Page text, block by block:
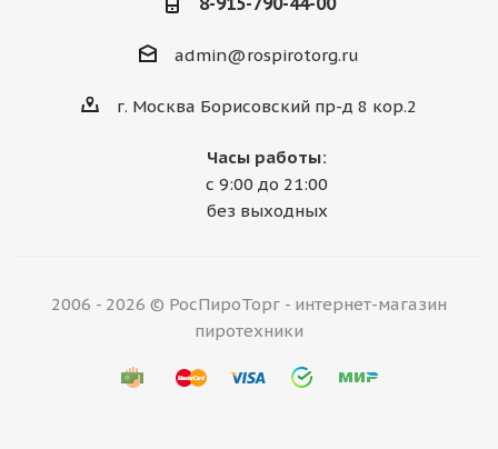
admin@rospirotorg.ru
г. Москва Борисовский пр-д 8 кор.2
Часы работы:
с 9:00 до 21:00
без выходных
2006 - 2026 © РосПироТорг - интернет-магазин
пиротехники